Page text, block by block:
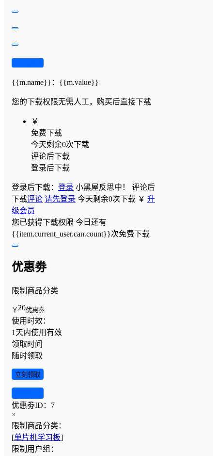
{{m.name}} ： {{m.value}}
您的下载权限无需人工，购买后直接下载
￥
免费下载
今天剩余0次下载
评论后下载
登录后下载
登录后下载： 登录 小黑屋反思中！ 评论后
下载评论 请先登录 今天剩余0次下载 ￥ 升
级会员
您已获得下载权限 今日还有
{{item.current_user.can.count}}次免费下载
优惠劵
限制商品分类
￥ 20优惠劵
使用时效：
1天内使用有效
领取时间
随时领取
立刻领取
优惠劵ID： 7
×
限制商品分类：
[单片机学习板]
限制用户组：